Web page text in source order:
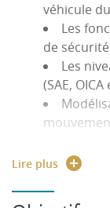
véhicule
Les
de
Les
(SAE, OICA
conduite
avancées).
Lire plus